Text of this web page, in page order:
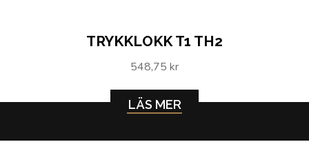
TRYKKLOKK T1 TH2
548,75 kr
LÄS MER